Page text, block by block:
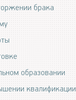
брака
образовании
квалификации